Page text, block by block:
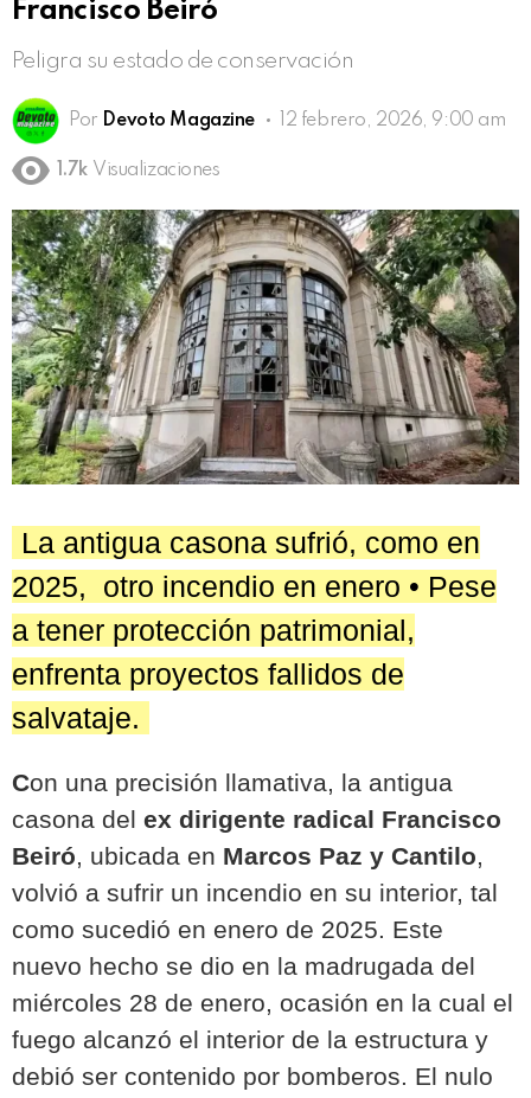
Francisco Beiró
Peligra su estado de conservación
Por Devoto Magazine 12 febrero, 2026, 9:00 am
1.7k Visualizaciones
La antigua casona sufrió, como en
2025, otro incendio en enero • Pese
a tener protección patrimonial,
enfrenta proyectos fallidos de
salvataje.
Con una precisión llamativa, la antigua
casona del ex dirigente radical Francisco
Beiró, ubicada en Marcos Paz y Cantilo,
volvió a sufrir un incendio en su interior, tal
como sucedió en enero de 2025. Este
nuevo hecho se dio en la madrugada del
miércoles 28 de enero, ocasión en la cual el
fuego alcanzó el interior de la estructura y
debió ser contenido por bomberos. El nulo